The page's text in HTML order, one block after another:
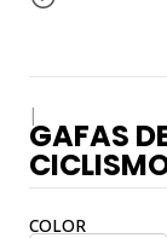
|
GAFAS
COLOR